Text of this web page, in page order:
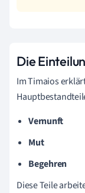
Die
Im Timaios
Vernunft
Mut
Begehren
Diese Teile